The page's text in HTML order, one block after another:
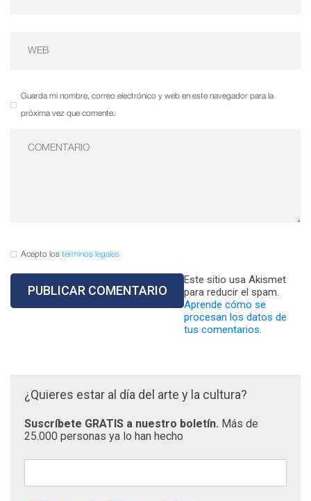
Guarda mi nombre, correo electrónico y web en este navegador para la
próxima vez que comente.
Acepto los términos legales
Este sitio usa Akismet
para reducir el spam.
Aprende cómo se
procesan los datos de
tus comentarios.
¿Quieres estar al día del arte y la cultura?
Suscríbete GRATIS a nuestro boletín. Más de
25.000 personas ya lo han hecho